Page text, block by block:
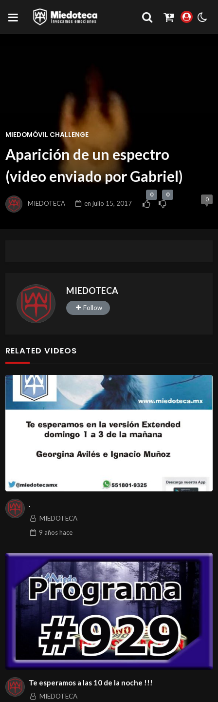
MIEDOMÓVIL CHALLENGE
Aparición de un espectro
(video enviado por Gabriel)
MIEDOTECA en julio 15, 2017
0 0
0
MIEDOTECA
Follow
RELATED VIDEOS
.
MIEDOTECA
9 añoshace
Te esperamos a las 10 de la noche !!!
MIEDOTECA